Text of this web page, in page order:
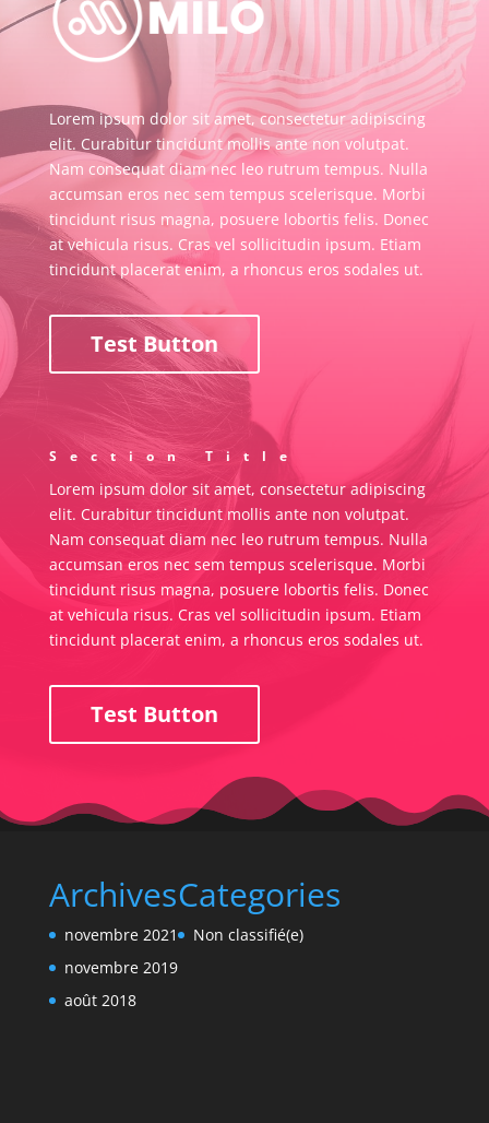
Lorem ipsum dolor sit amet, consectetur adipiscing
elit. Curabitur tincidunt mollis ante non volutpat.
Nam consequat diam nec leo rutrum tempus. Nulla
accumsan eros nec sem tempus scelerisque. Morbi
tincidunt risus magna, posuere lobortis felis. Donec
at vehicula risus. Cras vel sollicitudin ipsum. Etiam
tincidunt placerat enim, a rhoncus eros sodales ut.
Test Button
Section Title
Lorem ipsum dolor sit amet, consectetur adipiscing
elit. Curabitur tincidunt mollis ante non volutpat.
Nam consequat diam nec leo rutrum tempus. Nulla
accumsan eros nec sem tempus scelerisque. Morbi
tincidunt risus magna, posuere lobortis felis. Donec
at vehicula risus. Cras vel sollicitudin ipsum. Etiam
tincidunt placerat enim, a rhoncus eros sodales ut.
Test Button
Archives
novembre 2021
novembre 2019
août 2018
Categories
Non classifié(e)